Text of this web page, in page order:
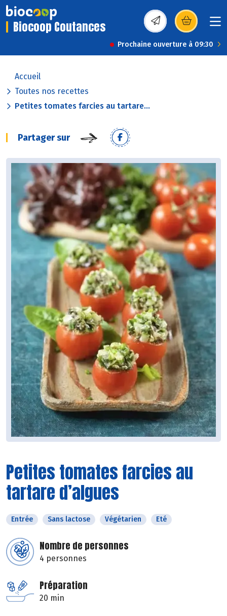
Biocoop Coutances (s’ouvre dans une
Prochaine ouverture à 09:30
Accueil
Toutes nos recettes
Petites tomates farcies au tartare...
Partager sur
Petites tomates farcies au
tartare d’algues
Entrée Sans lactose Végétarien Eté
Nombre de personnes
4 personnes
Préparation
20 min